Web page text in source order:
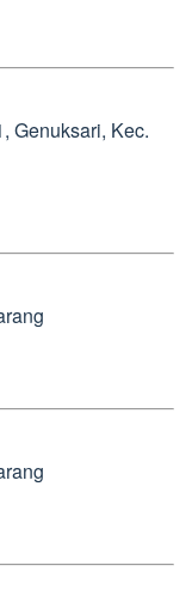
Genuksari, Kec.